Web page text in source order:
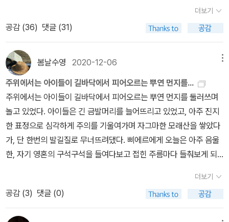
데렐라 스토리로 보인다. 그러나 우리의 미남 친구 ‘벨 아미‘인 ˝뒤
루와˝는 여자를 정말 좋아한다. 그는 이야기의 처음부터 끝가지 ˝마렐
˝부인과 불륜관계를 유지하면서, 자신을 취직시켜주고 신분상승의 기
틀을 마련해준 친구인 ˝포레스티에˝가 폐병으로 죽자 그의 부인인 ˝
마들렌˝과 첫 결혼을 한다.(˝마들렌˝은 전 남편의 기사를 어느정도 써
주었고, 광범위한 정보통이어서 신문기사감을 가지고 오는 등 언론계
의 막후 세력이라 할 수 있는 여성이었다.) 그러나 결혼으로도 그의
바람기는 마르지 않았다. ˝마렐˝ 부인과 불륜관계를 유지하면서, 이번
에는 <라비 프랑세즈> 사장의 부인인 ˝왈테르 부인˝을 유혹한다. 결
코 넘어올 것 같지 않았던 그녀는 결국 미남 친구에게 푹 빠지게 되고,
또다른 불륜관계를 이어간다. 그러나 시간이 지날수록 미남 친구 ˝뒤
루아˝는 ˝왈테르 부인˝을 귀찮게 여기게 된다. 그러면서 이번에는 ˝왈
이 부분이 진정한 막장의 클라이막스다. ˝쉬잔˝의 젊음과 아름다움,
그녀의 아버지 ˝왈테르˝의 재산과 지위가 탐이난 그는 ˝쉬잔˝에게 청
일러가 될까봐 스토리 생략)책의 이야기 자체는 조금 뻔할 수도 있지
만, ˝삐에르˝와 ˝장˝의 심리에 몰입해서 읽다보면, 이런 스토리도 이
면에서도 전반부와 후반부의 대칭이 상당히 인상적이었다. 또한 ‘모
빠상‘의 글은 정말 잘 읽힌다.개인적으로 ˝모빠상˝의 짧지만 많은 걸
암시하는 그만의 인상적인 문장을 좋아한다. 하지만 이 책은 그런 문
장보다는 인물의 심리묘사가 중심이 되다보니 인상적인 문장이 별로
없어서 아쉬웠다.그 중 가장 ˝모빠상˝ 다운 문장이자 이 책의 내용을
암시하는 문장으로 리뷰 끝~!「젊고, 예쁘고, 빠리에 살며, 책들을 읽
고 무대위에서 열정 때문에 죽어가는 여주인공들에게 박수를 보내던
여인이 단 한번도 마음에 파문이 인 적 없이 청소년기에서 노년기로
안산다 ㅋ)일단 택배가 왔다는 문자를 보고 집에 와서 택배 개봉후 기
념사진~!! 일단 8권을 주문했다.(‘모리스‘는 어제 서점 가서 산 책이
다.)노름꾼 : 도선생님도선생님 책은 매월 한권씩 산다. 어차피 서점
에는 유명한 책 빼고는 없으니 알라딘에서만 주문. 표지 완전 멋있음
등대로 : 버지니아 울프서점에 다른출판사들 책은 있었지만 ‘열린책
들‘로 읽어야 된다는 글을 보고 주문.바던바덴에서의 여름 : 레오니드
치프킨이책도 북플에서 추천받아 선택. 추천받은 책은 언제나 좋더라
삐에르와 장 : 기 드 모빠상모빠상의 문장이 생각나서 선택. 가끔 이상
하게도 그 분의 문장이 생각난다내게 무해한 사람 : 최은영‘쇼코의 미
소‘만 읽었었는데, 좋았었다. 이 책도 북플에서 추천받아 선택시녀이
야기 : 마거릿 애트우드‘도덕적 혼란‘이 좋았어서 애트우드 책도 생각
나서 주문했다. 이거보고 ‘눈먼 암살자‘ 진짜 읽는다파리는 날마다 축
제 : 헤밍웨이헤밍웨이 소설을 너무 좋아하는데, 예전에 이 책도 읽어
: 줌파 라히리완전 재미있는 ‘전망좋은 집‘ 읽고 북플에서 추천받아 선
더보기
공감 (36) 댓글 (31)
봄날수영 2020-12-06
주위에서는 아이들이 길바닥에서 피어오르는 뿌연 먼지를...
주위에서는 아이들이 길바닥에서 피어오르는 뿌연 먼지를 둘러쓰며
놀고 있었다. 아이들은 긴 금발머리를 늘어뜨리고 있었고, 아주 진지
한 표정으로 심각하게 주의를 기울여가며 자그마한 모래산을 쌓았다
가, 단 한번의 발길질로 무너뜨려댔다. 삐에르에게 오늘은 아주 음울
한, 자기 영혼의 구석구석을 들여다보고 접힌 주름마다 들춰보게 되
하는 일과 흡사하구나.‘그는 생각했다. 그러고는 인생에서 가장 현명
한 것이 이런 불필요한 어린 존재들을 둘이나 셋 낳아놓고 자기만족
과 호기심을 갖고 그 어린것들이 자라나는 것을 지켜보는 게 아니겠
더보기
공감 (3) 댓글 (0)